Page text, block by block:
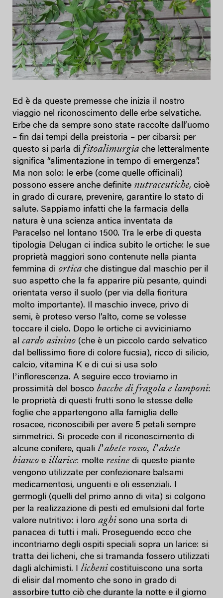
Ed è da queste premesse che inizia il nostro
viaggio nel riconoscimento delle erbe selvatiche.
Erbe che da sempre sono state raccolte dall’uomo
– fin dai tempi della preistoria – per cibarsi: per
questo si parla di fitoalimurgia che letteralmente
significa “alimentazione in tempo di emergenza”.
Ma non solo: le erbe (come quelle officinali)
possono essere anche definite nutraceutiche, cioè
in grado di curare, prevenire, garantire lo stato di
salute. Sappiamo infatti che la farmacia della
natura è una scienza antica inventata da
Paracelso nel lontano 1500. Tra le erbe di questa
tipologia Delugan ci indica subito le ortiche: le sue
proprietà maggiori sono contenute nella pianta
femmina di ortica che distingue dal maschio per il
suo aspetto che la fa apparire più pesante, quindi
orientata verso il suolo (per via della fioritura
molto importante). Il maschio invece, privo di
semi, è proteso verso l’alto, come se volesse
toccare il cielo. Dopo le ortiche ci avviciniamo
al cardo asinino (che è un piccolo cardo selvatico
dal bellissimo fiore di colore fucsia), ricco di silicio,
calcio, vitamina K e di cui si usa solo
lʼinflorescenza. A seguire ecco troviamo in
prossimità del bosco bacche di fragola e lamponi:
le proprietà di questi frutti sono le stesse delle
foglie che appartengono alla famiglia delle
rosacee, riconoscibili per avere 5 petali sempre
simmetrici. Si procede con il riconoscimento di
alcune conifere, quali lʼabete rosso, lʼabete
bianco e illarice: molte resine di queste piante
vengono utilizzate per confezionare balsami
medicamentosi, unguenti e oli essenziali. I
germogli (quelli del primo anno di vita) si colgono
per la realizzazione di pesti ed emulsioni dal forte
valore nutritivo: i loro aghi sono una sorta di
panacea di tutti i mali. Proseguendo ecco che
incontriamo degli ospiti speciali sopra un larice: si
tratta dei licheni, che si tramanda fossero utilizzati
dagli alchimisti. I licheni costituiscono una sorta
di elisir dal momento che sono in grado di
assorbire tutto ciò che durante la notte e il giorno